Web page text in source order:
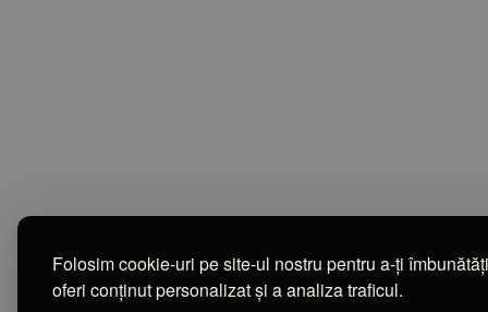
Folosim cookie-uri pe site-ul nostru pentru a-ți
oferi conținut personalizat și a analiza traficul.